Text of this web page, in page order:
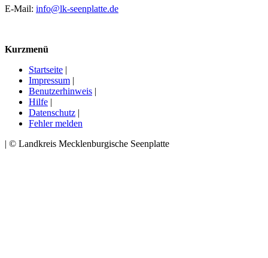
E-Mail: info@lk-seenplatte.de
Kurzmenü
Startseite |
Impressum |
Benutzerhinweis |
Hilfe |
Datenschutz |
Fehler melden
| © Landkreis Mecklenburgische Seenplatte